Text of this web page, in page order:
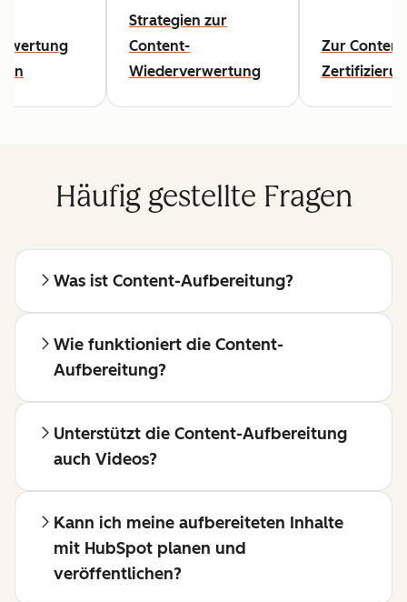
Strategien zur
Content-
Wiederverwertung
Zur
Häufig gestellte Fragen
Was ist Content-Aufbereitung?
Wie funktioniert die Content-
Aufbereitung?
Unterstützt die Content-Aufbereitung
auch Videos?
Kann ich meine aufbereiteten Inhalte
mit HubSpot planen und
veröffentlichen?